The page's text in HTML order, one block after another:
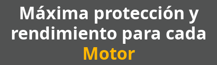
Máxima protección y
rendimiento para cada
Motor